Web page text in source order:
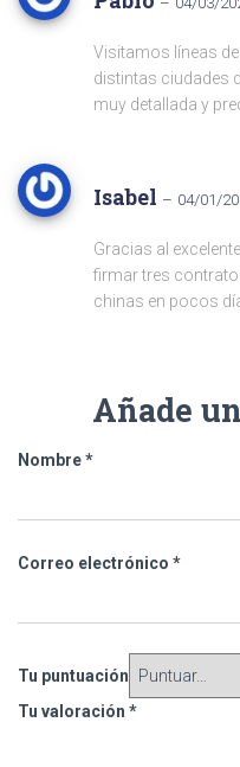
Visitamos líneas
distintas ciudades
muy detallada y
Isabel – 04/01/
Gracias al
firmar tres
chinas en pocos
Añade
Nombre*
Correo electrónico *
Tu puntuación
Tu valoración *